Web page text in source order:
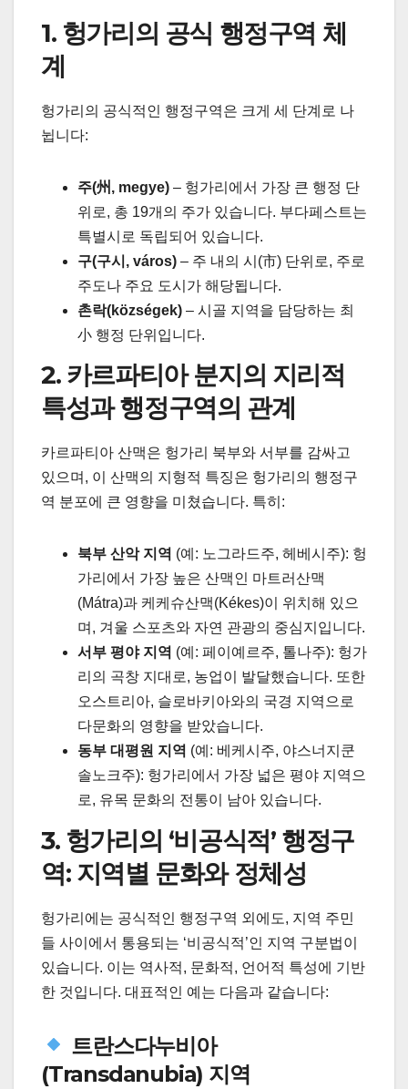
1. 헝가리의 공식 행정구역 체
계
헝가리의 공식적인 행정구역은 크게 세 단계로 나
뉩니다:
주(州, megye) – 헝가리에서 가장 큰 행정 단
위로, 총 19개의 주가 있습니다. 부다페스트는
특별시로 독립되어 있습니다.
구(구시, város) – 주 내의 시(市) 단위로, 주로
주도나 주요 도시가 해당됩니다.
촌락(községek) – 시골 지역을 담당하는 최
小 행정 단위입니다.
2. 카르파티아 분지의 지리적
특성과 행정구역의 관계
카르파티아 산맥은 헝가리 북부와 서부를 감싸고
있으며, 이 산맥의 지형적 특징은 헝가리의 행정구
역 분포에 큰 영향을 미쳤습니다. 특히:
북부 산악 지역 (예: 노그라드주, 헤베시주): 헝
가리에서 가장 높은 산맥인 마트러산맥
(Mátra)과 케케슈산맥(Kékes)이 위치해 있으
며, 겨울 스포츠와 자연 관광의 중심지입니다.
서부 평야 지역 (예: 페이예르주, 톨나주): 헝가
리의 곡창 지대로, 농업이 발달했습니다. 또한
오스트리아, 슬로바키아와의 국경 지역으로
다문화의 영향을 받았습니다.
동부 대평원 지역 (예: 베케시주, 야스너지쿤
솔노크주): 헝가리에서 가장 넓은 평야 지역으
로, 유목 문화의 전통이 남아 있습니다.
3. 헝가리의 ‘비공식적’ 행정구
역: 지역별 문화와 정체성
헝가리에는 공식적인 행정구역 외에도, 지역 주민
들 사이에서 통용되는 ‘비공식적’인 지역 구분법이
있습니다. 이는 역사적, 문화적, 언어적 특성에 기반
한 것입니다. 대표적인 예는 다음과 같습니다:
트란스다누비아
(Transdanubia) 지역